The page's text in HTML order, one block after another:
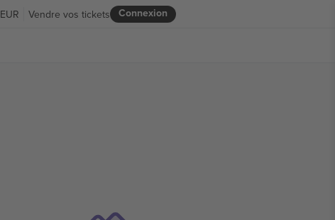
EUR Connexion
Vendre vos tickets